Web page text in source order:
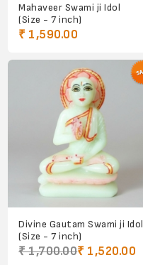
Mahaveer Swami ji Idol
(Size - 7 inch)
₹ 1,590.00
Divine Gautam Swami ji Idol
(Size - 7 inch)
₹ 1,700.00₹ 1,520.00